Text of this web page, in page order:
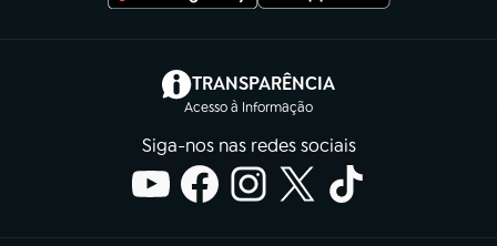
TRANSPARÊNCIA
Acesso à Informação
(abre em nova aba)
Siga-nos nas redes sociais